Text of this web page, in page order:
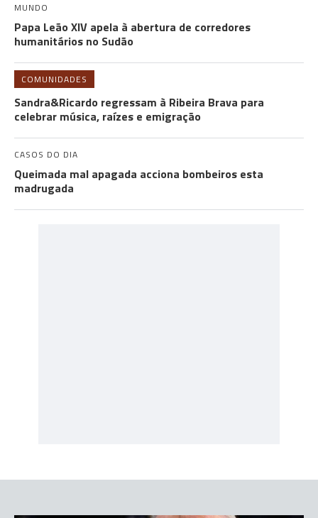
MUNDO
Papa Leão XIV apela à abertura de corredores
humanitários no Sudão
COMUNIDADES
Sandra&Ricardo regressam à Ribeira Brava para
celebrar música, raízes e emigração
CASOS DO DIA
Queimada mal apagada acciona bombeiros esta
madrugada